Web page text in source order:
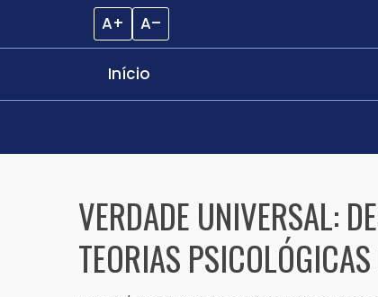
A+ A–
Início
VERDADE UNIVERSAL:
TEORIAS